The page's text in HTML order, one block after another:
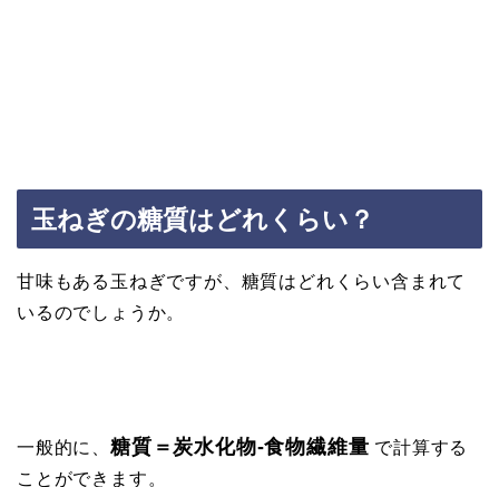
玉ねぎの糖質はどれくらい？
甘味もある玉ねぎですが、糖質はどれくらい含まれて
いるのでしょうか。
一般的に、 糖質＝炭水化物-食物繊維量 で計算する
ことができます。